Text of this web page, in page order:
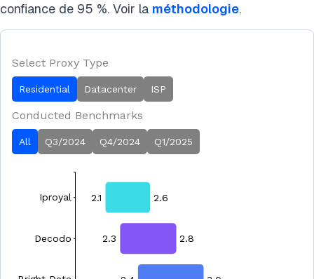
confiance de 95 %. Voir la méthodologie.